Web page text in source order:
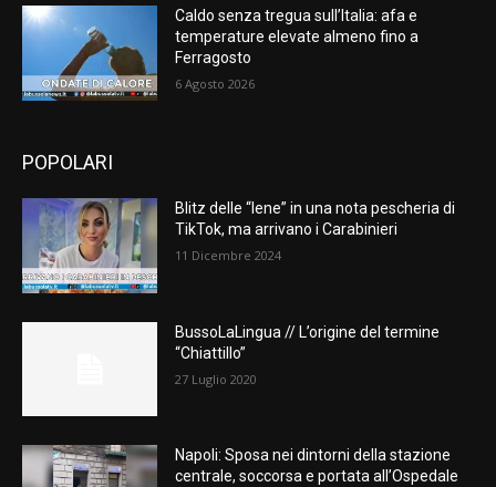
Caldo senza tregua sull’Italia: afa e
temperature elevate almeno fino a
Ferragosto
6 Agosto 2026
POPOLARI
Blitz delle “Iene” in una nota pescheria di
TikTok, ma arrivano i Carabinieri
11 Dicembre 2024
BussoLaLingua // L’origine del termine
“Chiattillo”
27 Luglio 2020
Napoli: Sposa nei dintorni della stazione
centrale, soccorsa e portata all’Ospedale